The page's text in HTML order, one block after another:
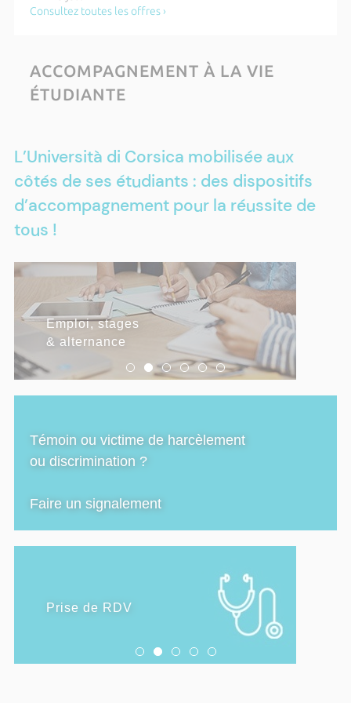
Roisin Lambert
Du lundi 20 juillet 2026 au samedi 31 octobre 2026
Etudiants, déclarez votre situation sur
Consultez toutes les offres ›
ACCOMPAGNEMENT À LA VIE
ÉTUDIANTE
L’Università di Corsica mobilisée aux
côtés de ses étudiants : des dispositifs
d’accompagnement pour la réussite de
tous !
RÉUSSITE & INSERTION
PROFESSIONNELLE
Emploi, stages
& alternance
Contrat pédagogique de
Réussite
Pôle Pépite
Contrat d'apprentissage
Certifications
Témoin ou victime de harcèlement
ou discrimination ?
Faire un signalement
SANTÉ
Prise de RDV
Consulter un psychologue
Santé sexuelle
Forme et santé diététique